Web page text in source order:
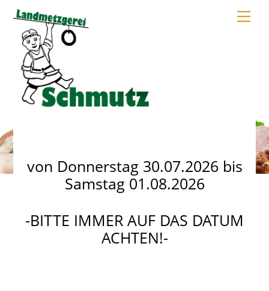
Skip
content
Angebote
von Donnerstag 30.07.2026 bis
Samstag 01.08.2026
-BITTE IMMER AUF DAS DATUM
ACHTEN!-